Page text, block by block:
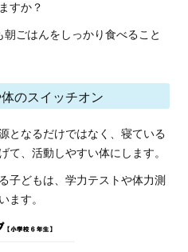
すか？
ごはんをしっかり食べること
のスイッチオン
となるだけではなく、寝ている
て、活動しやすい体にします。
子どもは、学力テストや体力測
ます。